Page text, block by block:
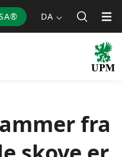
DA
fra